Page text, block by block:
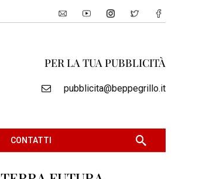
PER LA TUA PUBBLICITÀ
pubblicita@beppegrillo.it
CONTATTI